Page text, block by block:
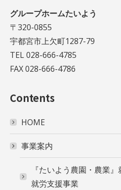
グループホームたいよう
〒320-0855
宇都宮市上欠町1287-79
TEL 028-666-4785
FAX 028-666-4786
Contents
HOME
事業案内
『たいよう農園・農業
就労支援事業